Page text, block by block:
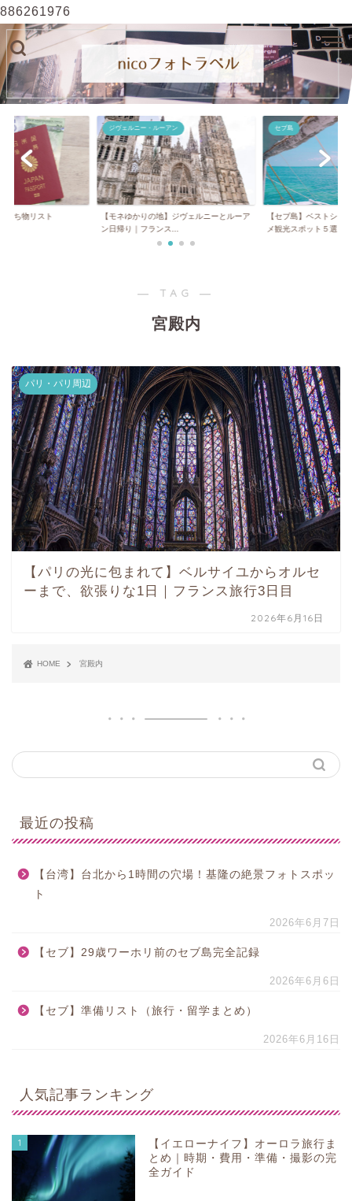
886261976
持ち物リスト
ジヴェルニー・ルーアン
【モネゆかりの地】ジヴェルニーとルーア
ン日帰り｜フランス...
セブ島
【セブ島】ベストシー
メ観光スポット５選...
― TAG ―
宮殿内
パリ・パリ周辺
【パリの光に包まれて】ベルサイユからオルセ
ーまで、欲張りな1日｜フランス旅行3日目
2026年6月16日
HOME 宮殿内
最近の投稿
【台湾】台北から1時間の穴場！基隆の絶景フォトスポッ
ト
2026年6月7日
【セブ】29歳ワーホリ前のセブ島完全記録
2026年6月6日
【セブ】準備リスト（旅行・留学まとめ）
2026年6月16日
人気記事ランキング
1
【イエローナイフ】オーロラ旅行ま
とめ｜時期・費用・準備・撮影の完
全ガイド